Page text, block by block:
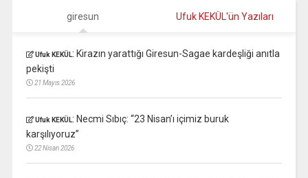
giresun Ufuk KEKÜL'ün Yazıları
Ufuk KEKÜL: Kirazın yarattığı Giresun-Sagae kardeşliği anıtla
pekişti
21 Mayıs 2026
Ufuk KEKÜL: Necmi Sıbıç: “23 Nisan’ı içimiz buruk
karşılıyoruz”
22 Nisan 2026